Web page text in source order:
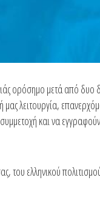
ορόσημο μετά από δυο
λειτουργία,
και να
ελληνικού πολιτισμού